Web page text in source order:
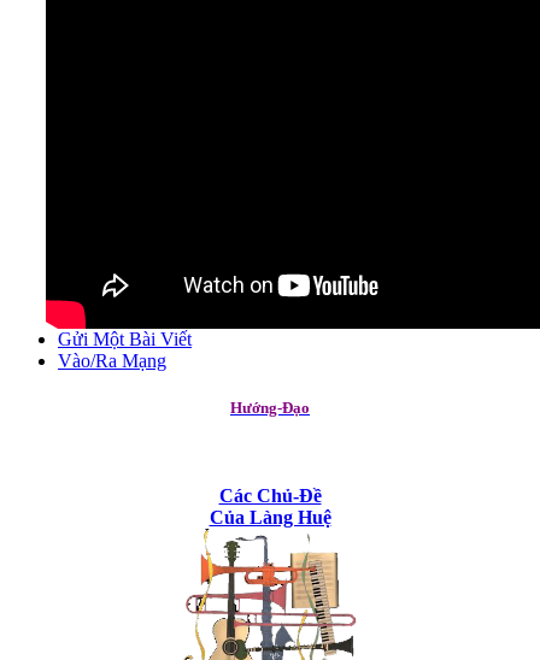
Gửi Một Bài Viết
Vào/Ra Mạng
Hướng-Đạo
Các Chủ-Đề
Của Làng Huệ